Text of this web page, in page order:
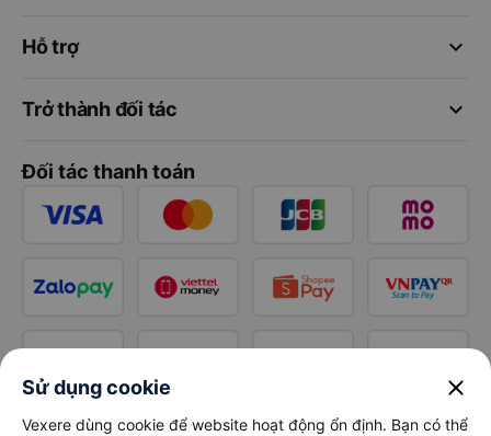
keyboard_arrow_down
Hỗ trợ
keyboard_arrow_down
Trở thành đối tác
Đối tác thanh toán
Sử dụng cookie close
Vexere dùng cookie để website hoạt động ổn định. Bạn có thể